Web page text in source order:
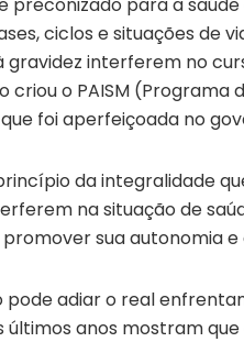
ciclos e situações de
interferem no
criou o PAISM (Programa
foi aperfeiçoada no
da integralidade
na situação de
sua autonomia
pode adiar o real
últimos anos mostram